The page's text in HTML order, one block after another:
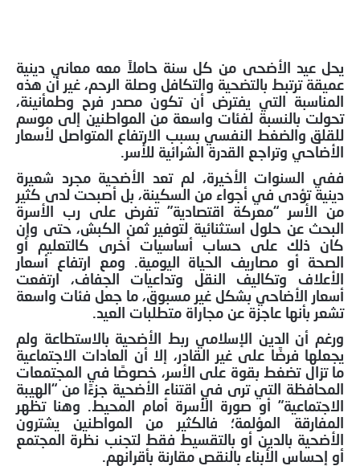
يحل عيد الأضحى من كل سنة حاملاً معه معاني دينية
عميقة ترتبط بالتضحية والتكافل وصلة الرحم، غير أن هذه
المناسبة التي يفترض أن تكون مصدر فرح وطمأنينة،
تحولت بالنسبة لفئات واسعة من المواطنين إلى موسم
للقلق والضغط النفسي بسبب الارتفاع المتواصل لأسعار
الأضاحي وتراجع القدرة الشرائية للأسر.
ففي السنوات الأخيرة، لم تعد الأضحية مجرد شعيرة
دينية تؤدى في أجواء من السكينة، بل أصبحت لدى كثير
من الأسر “معركة اقتصادية” تفرض على رب الأسرة
البحث عن حلول استثنائية لتوفير ثمن الكبش، حتى وإن
كان ذلك على حساب أساسيات أخرى كالتعليم أو
الصحة أو مصاريف الحياة اليومية. ومع ارتفاع أسعار
الأعلاف وتكاليف النقل وتداعيات الجفاف، ارتفعت
أسعار الأضاحي بشكل غير مسبوق، ما جعل فئات واسعة
تشعر بأنها عاجزة عن مجاراة متطلبات العيد.
ورغم أن الدين الإسلامي ربط الأضحية بالاستطاعة ولم
يجعلها فرضًا على غير القادر، إلا أن العادات الاجتماعية
ما تزال تضغط بقوة على الأسر، خصوصًا في المجتمعات
المحافظة التي ترى في اقتناء الأضحية جزءًا من “الهيبة
الاجتماعية” أو صورة الأسرة أمام المحيط. وهنا تظهر
المفارقة المؤلمة؛ فالكثير من المواطنين يشترون
الأضحية بالدين أو بالتقسيط فقط لتجنب نظرة المجتمع
أو إحساس الأبناء بالنقص مقارنة بأقرانهم.